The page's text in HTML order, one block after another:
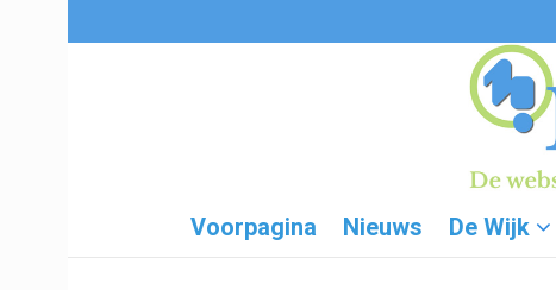
Voorpagina Nieuws De Wijk